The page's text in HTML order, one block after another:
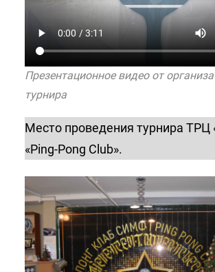
Презентационное видео от
турнира
Место проведения турнира ТРЦ
«Ping-Pong Club».